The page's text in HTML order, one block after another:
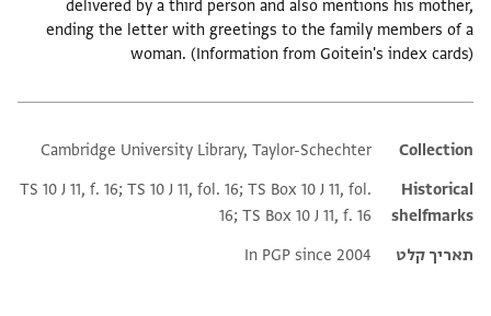
delivered by a third person and also mentions his mother,
ending the letter with greetings to the family members of a
woman. (Information from Goitein's index cards)
Additional metadata
Collection
Cambridge University Library, Taylor-Schechter
Historical
shelfmarks
TS 10 J 11, f. 16; TS 10 J 11, fol. 16; TS Box 10 J 11, fol.
16; TS Box 10 J 11, f. 16
תאריך קלט
In PGP since 2004